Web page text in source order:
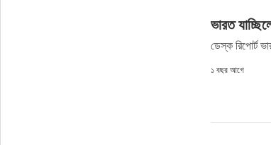
ভারত
ডেস্ক রিপোর্ট
১ বছর আগে